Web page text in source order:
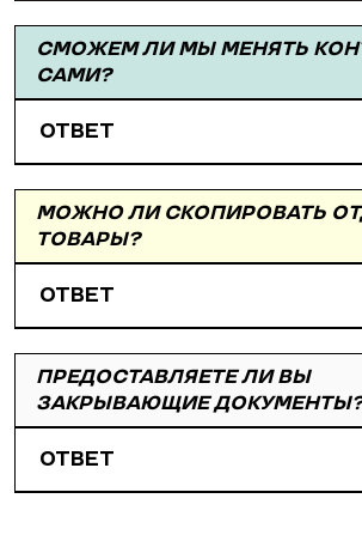
СМОЖЕМ ЛИ МЫ МЕНЯТЬ
САМИ?
ОТВЕТ
МОЖНО ЛИ СКОПИРОВАТЬ
ТОВАРЫ?
ОТВЕТ
ПРЕДОСТАВЛЯЕТЕ ЛИ ВЫ
ЗАКРЫВАЮЩИЕ ДОКУМЕНТЫ?
ОТВЕТ